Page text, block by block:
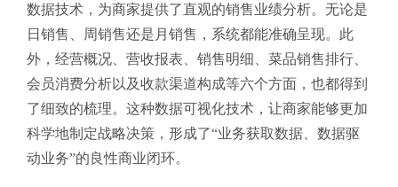
数据技术，为商家提供了直观的销售业绩分析。无论是
日销售、周销售还是月销售，系统都能准确呈现。此
外，经营概况、营收报表、销售明细、菜品销售排行、
会员消费分析以及收款渠道构成等六个方面，也都得到
了细致的梳理。这种数据可视化技术，让商家能够更加
科学地制定战略决策，形成了“业务获取数据、数据驱
动业务”的良性商业闭环。